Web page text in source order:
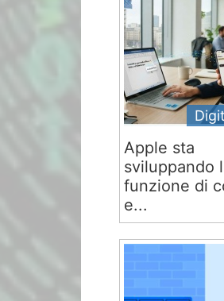
Apple sta
sviluppando
funzione di
e...